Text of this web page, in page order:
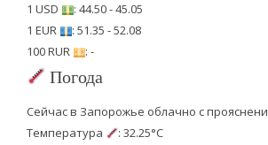
1 USD
: 44.50 - 45.05
1 EUR
: 51.35 - 52.08
100 RUR
: -
Погода
Сейчас в Запорожье облачно с
Температура
: 32.25°C